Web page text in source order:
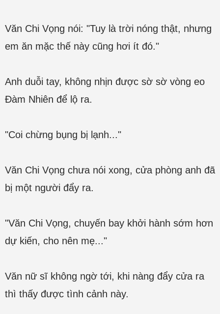
Văn Chi Vọng nói: "Tuy là trời nóng thật, nhưng
em ăn mặc thế này cũng hơi ít đó."
Anh duỗi tay, không nhịn được sờ sờ vòng eo
Đàm Nhiên để lộ ra.
"Coi chừng bụng bị lạnh..."
Văn Chi Vọng chưa nói xong, cửa phòng anh đã
bị một người đẩy ra.
"Văn Chi Vọng, chuyến bay khởi hành sớm hơn
dự kiến, cho nên mẹ..."
Văn nữ sĩ không ngờ tới, khi nàng đẩy cửa ra
thì thấy được tình cảnh này.